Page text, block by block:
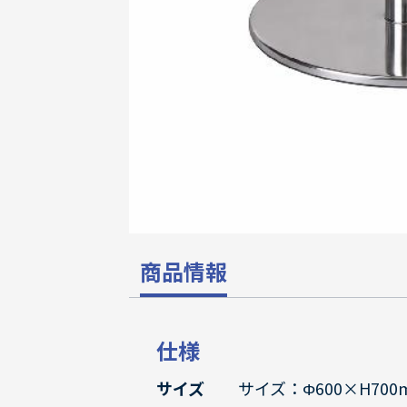
商品情報
仕様
サイズ サイズ：